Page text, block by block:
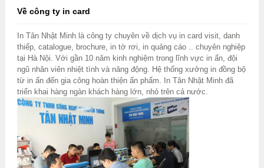
Về công ty in card
In Tân Nhật Minh là công ty chuyên về dịch vụ in card visit, danh
thiếp, catalogue, brochure, in tờ rơi, in quảng cáo .. chuyên nghiệp
tại Hà Nội. Với gần 10 năm kinh nghiệm trong lĩnh vực in ấn, đội
ngũ nhân viên nhiệt tình và năng động. Hệ thống xưởng in đồng bộ
từ in ấn đến gia công hoàn thiện ấn phẩm. In Tân Nhật Minh đã
triển khai hàng ngàn khách hàng lớn, nhỏ trên cả nước.